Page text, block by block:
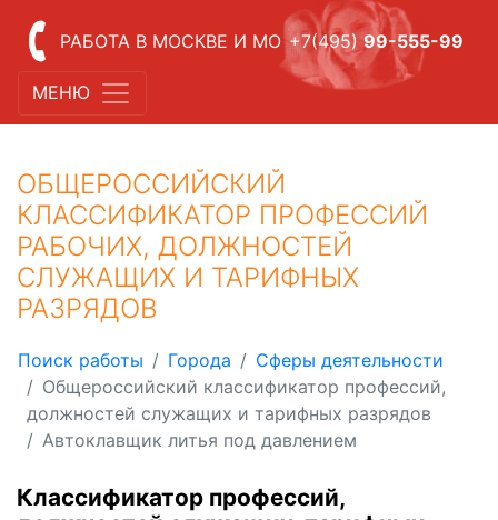
РАБОТА В МОСКВЕ И МО +7(495) 99-555-99
МЕНЮ
ОБЩЕРОССИЙСКИЙ
КЛАССИФИКАТОР ПРОФЕССИЙ
РАБОЧИХ, ДОЛЖНОСТЕЙ
СЛУЖАЩИХ И ТАРИФНЫХ
РАЗРЯДОВ
Поиск работы Города
Сферы деятельности
Общероссийский классификатор профессий,
должностей служащих и тарифных разрядов
Автоклавщик литья под давлением
Классификатор профессий,